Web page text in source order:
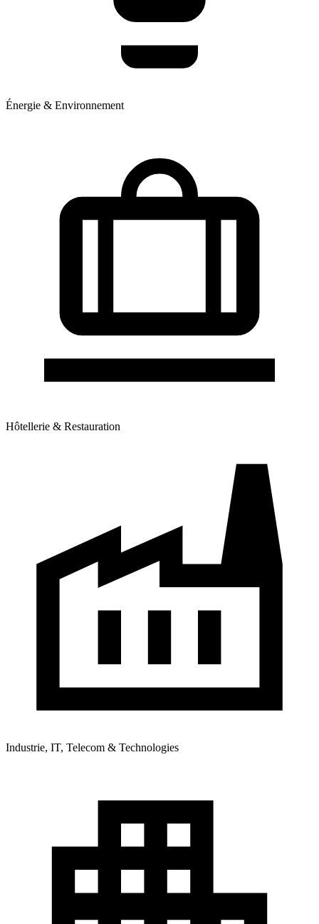
Énergie & Environnement
Hôtellerie & Restauration
Industrie, IT, Telecom & Technologies